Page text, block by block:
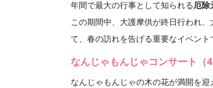
年間で最大の行事として知られる厄除
この期間中、大護摩供が終日行われ
て、春の訪れを告げる重要なイベント
なんじゃもんじゃコンサート（
なんじゃもんじゃの木の花が満開を迎